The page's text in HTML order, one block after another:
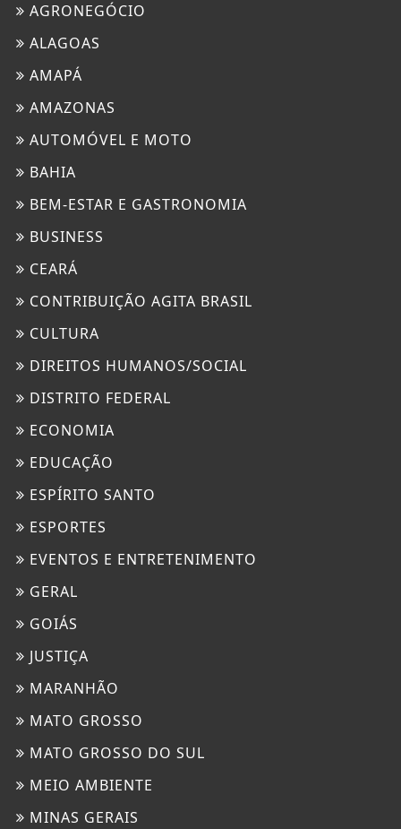
AGRONEGÓCIO
ALAGOAS
AMAPÁ
AMAZONAS
AUTOMÓVEL E MOTO
BAHIA
BEM-ESTAR E GASTRONOMIA
BUSINESS
CEARÁ
CONTRIBUIÇÃO AGITA BRASIL
CULTURA
DIREITOS HUMANOS/SOCIAL
DISTRITO FEDERAL
ECONOMIA
EDUCAÇÃO
ESPÍRITO SANTO
ESPORTES
EVENTOS E ENTRETENIMENTO
GERAL
GOIÁS
JUSTIÇA
MARANHÃO
MATO GROSSO
MATO GROSSO DO SUL
MEIO AMBIENTE
MINAS GERAIS